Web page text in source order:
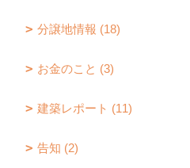
分譲地情報 (18)
お金のこと (3)
建築レポート (11)
告知 (2)